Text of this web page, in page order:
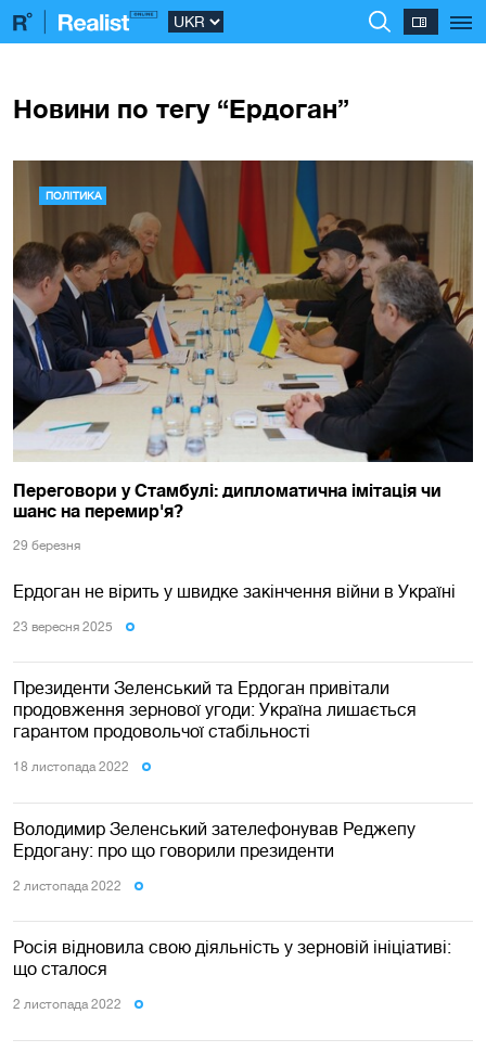
Новини по тегу “Ердоган”
ПОЛІТИКА
Переговори у Стамбулі: дипломатична імітація чи
шанс на перемир'я?
29 березня
Ердоган не вірить у швидке закінчення війни в Україні
23 вересня 2025
Президенти Зеленський та Ердоган привітали
продовження зернової угоди: Україна лишається
гарантом продовольчої стабільності
18 листопада 2022
Володимир Зеленський зателефонував Реджепу
Ердогану: про що говорили президенти
2 листопада 2022
Росія відновила свою діяльність у зерновій ініціативі:
що сталося
2 листопада 2022